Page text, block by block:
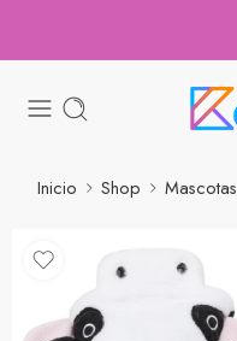
Inicio Shop Mascotas